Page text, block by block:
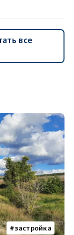
все
застройка